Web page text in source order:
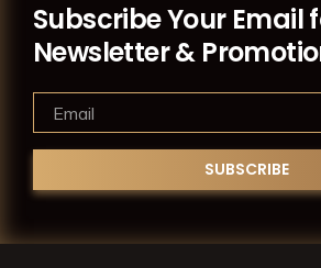
Subscribe Your Email
Newsletter &